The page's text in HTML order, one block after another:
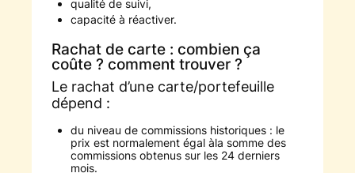
qualité de suivi,
capacité à réactiver.
Rachat de carte : combien ça
coûte ? comment trouver ?
Le rachat d’une carte/portefeuille
dépend :
du niveau de commissions historiques : le
prix est normalement égal àla somme des
commissions obtenus sur les 24 derniers
mois.